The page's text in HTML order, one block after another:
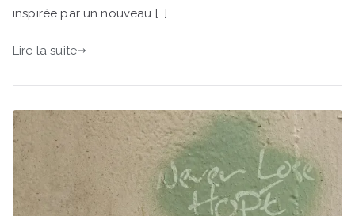
inspirée par un nouveau […]
Lire la suite